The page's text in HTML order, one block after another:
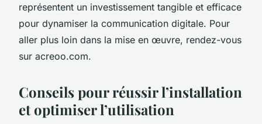
représentent un investissement tangible et efficace
pour dynamiser la communication digitale. Pour
aller plus loin dans la mise en œuvre, rendez-vous
sur acreoo.com.
Conseils pour réussir l’installation
et optimiser l’utilisation